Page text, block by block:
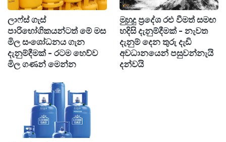
මිරිස්වත්ත, කෝන්ගොඩමුල්ල, හල්පේ, ඇණ්ඩිමුල්ල,
අම්බලයාය, තොප්පුව, වයික්කාල යන ග්‍රාම නිලධාරී
වසමට මෙලෙස ජල කප්පාදුව බලපැවැත්වෙන බව
වැඩිදුරටත් සඳහන්.
ලාෆ්ස් ගැස්
පාරිභෝගිකයන්ටත් මේ මස
මිල සංශෝධනය ගැන
දැනුම්දීමක් - රටම හෙව්ව
මිල ගණන් මෙන්න
මුහුදු ප්‍රදේශ රළු වීමත් සමඟ
හදිසි දැනුම්දීමක් - නැවත
දැනුම් දෙන තුරු දැඩි
අවධානයෙන් පසුවන්නැයි
දන්වයි